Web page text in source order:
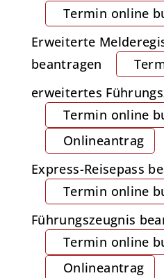
Termin online
Erweiterte
beantragen
erweitertes
Termin online
Onlineantrag
Express-Reisepass
Termin online
Führungszeugnis
Termin online
Onlineantrag